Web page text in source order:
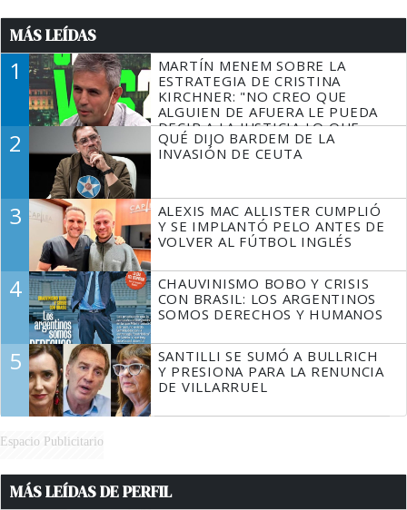
MÁS LEÍDAS
1
MARTÍN MENEM SOBRE LA
ESTRATEGIA DE CRISTINA
KIRCHNER: "NO CREO QUE
ALGUIEN DE AFUERA LE PUEDA
DECIR A LA JUSTICIA LO QUE
TIENE QUE HACER"
2
QUÉ DIJO BARDEM DE LA
INVASIÓN DE CEUTA
3
ALEXIS MAC ALLISTER CUMPLIÓ
Y SE IMPLANTÓ PELO ANTES DE
VOLVER AL FÚTBOL INGLÉS
4
CHAUVINISMO BOBO Y CRISIS
CON BRASIL: LOS ARGENTINOS
SOMOS DERECHOS Y HUMANOS
5
SANTILLI SE SUMÓ A BULLRICH
Y PRESIONA PARA LA RENUNCIA
DE VILLARRUEL
Espacio Publicitario
MÁS LEÍDAS DE PERFIL